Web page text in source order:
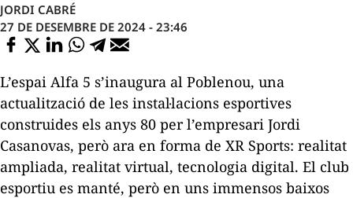
JORDI CABRÉ
27 DE DESEMBRE DE 2024 - 23:46
L’espai Alfa 5 s’inaugura al Poblenou, una
actualització de les instal·lacions esportives
construides els anys 80 per l’empresari Jordi
Casanovas, però ara en forma de XR Sports: realitat
ampliada, realitat virtual, tecnologia digital. El club
esportiu es manté, però en uns immensos baixos